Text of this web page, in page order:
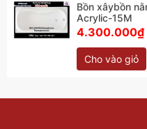
Bồn xâybồn
Acrylic-15M
4.300.000₫
Cho vào giỏ